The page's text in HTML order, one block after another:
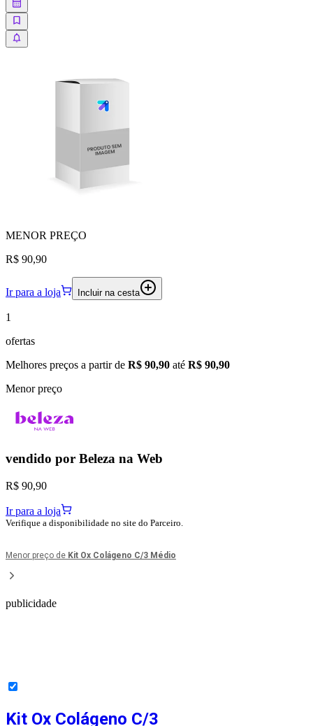
MENOR PREÇO
R$ 90,90
Ir para a loja Incluir na cesta
1
ofertas
Melhores preços a partir de R$ 90,90 até R$ 90,90
Menor preço
vendido por Beleza na Web
R$ 90,90
Ir para a loja
Verifique a disponibilidade no site do Parceiro.
Menor preço de Kit Ox Colágeno C/3 Médio
publicidade
Kit Ox Colágeno C/3